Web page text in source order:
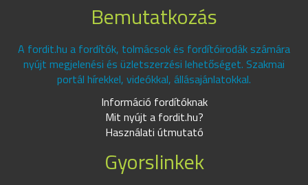
Bemutatkozás
A fordit.hu a fordítók, tolmácsok és fordítóirodák számára
nyújt megjelenési és üzletszerzési lehetőséget. Szakmai
portál hírekkel, videókkal, állásajánlatokkal.
Információ fordítóknak
Mit nyújt a fordit.hu?
Használati útmutató
Gyorslinkek